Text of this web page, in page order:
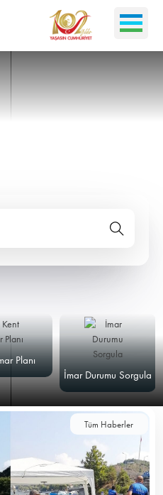
Planı
İmar Durumu Sorgula
Tüm Haberler